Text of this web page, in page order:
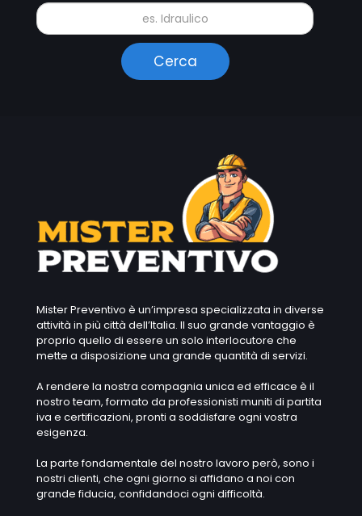
Mister Preventivo è un’impresa specializzata in diverse
attività in più città dell’Italia. Il suo grande vantaggio è
proprio quello di essere un solo interlocutore che
mette a disposizione una grande quantità di servizi.
A rendere la nostra compagnia unica ed efficace è il
nostro team, formato da professionisti muniti di partita
iva e certificazioni, pronti a soddisfare ogni vostra
esigenza.
La parte fondamentale del nostro lavoro però, sono i
nostri clienti, che ogni giorno si affidano a noi con
grande fiducia, confidandoci ogni difficoltà.